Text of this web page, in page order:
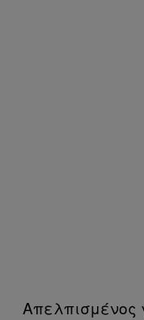
Απελπισμένος